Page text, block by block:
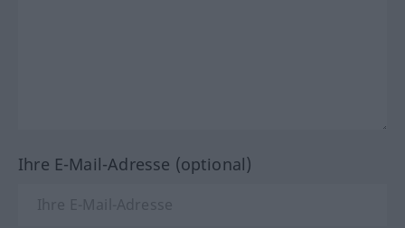
Ihre E-Mail-Adresse (optional)